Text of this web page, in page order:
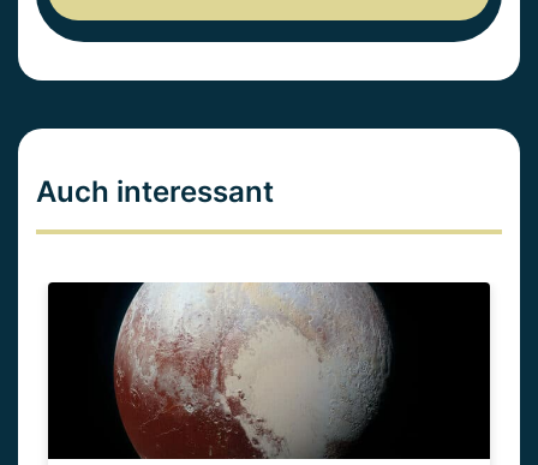
Auch interessant